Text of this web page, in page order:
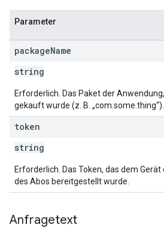
Parameter
packageName
string
Erforderlich. Das Paket der
gekauft wurde (z. B. „com.some.thing“).
token
string
Erforderlich. Das Token, das dem
des Abos bereitgestellt wurde.
Anfragetext